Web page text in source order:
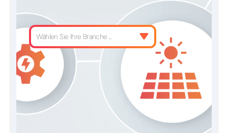
Wählen Sie Ihre Branche ...